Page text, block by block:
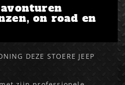
on road en
DEZE STOERE JEEP